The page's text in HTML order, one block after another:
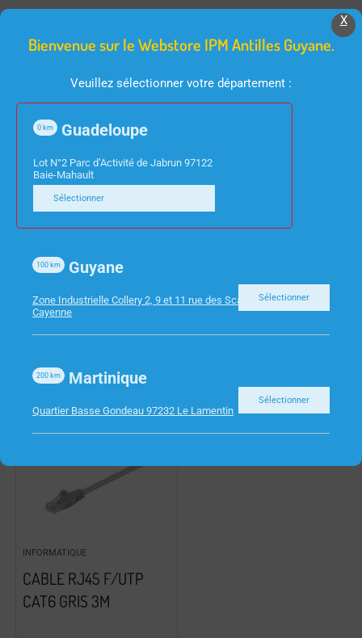
Produits Similaires
5M
ANDROID
INFORMATIQUE
CABLE RJ45 F/UTP
CAT6 GRIS 3M
X
Bienvenue sur le Webstore IPM Antilles Guyane.
Veuillez sélectionner votre département :
Guadeloupe
0 km
Lot N°2 Parc d’Activité de Jabrun 97122
Baie-Mahault
Sélectionner
Guyane
100 km
Zone Industrielle Collery 2, 9 et 11 rue des Scarabees 97300
Cayenne
Sélectionner
Martinique
200 km
Quartier Basse Gondeau 97232 Le Lamentin
Sélectionner